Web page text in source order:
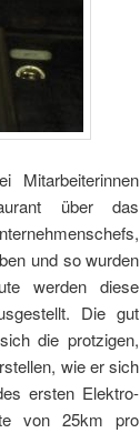
über das
und so wurden
werden diese
Die gut
die protzigen,
wie er sich
ersten Elektro-
von 25km pro